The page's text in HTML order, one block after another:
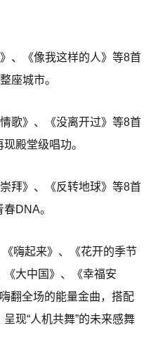
、《像我这样的人》等8首
座城市。
歌》、《没离开过》等8首
殿堂级唱功。
拜》、《反转地球》等8首
DNA。
《嗨起来》、《花开的季节
大中国》、《幸福安
翻全场的能量金曲，搭配
现“人机共舞”的未来感舞